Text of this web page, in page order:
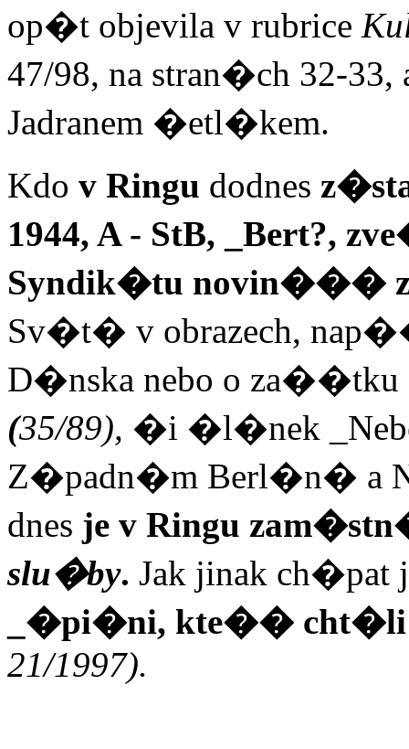
op�t objevila v rubrice
47/98, na stran�ch 32-33,
Jadranem �etl�kem.
Kdo v Ringu dodnes
1944, A - StB, _Bert?,
Syndik�tu novin���
Sv�t� v obrazech,
D�nska nebo o
(35/89), �i �l�nek
Z�padn�m Berl�n� a
dnes je v Ringu
slu�by. Jak jinak ch�pat
_�pi�ni, kte��
21/1997).